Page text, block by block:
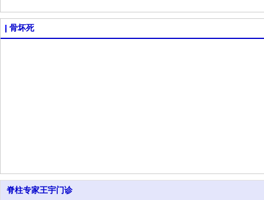
骨坏死
脊柱专家王宇门诊